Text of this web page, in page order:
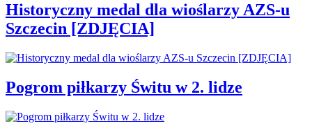
Historyczny medal dla wioślarzy AZS-u
Szczecin [ZDJĘCIA]
Pogrom piłkarzy Świtu w 2. lidze